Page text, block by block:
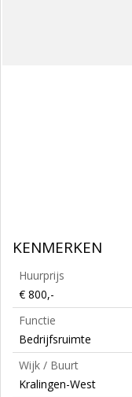
KENMERKEN
Huurprijs
€ 800,-
Functie
Bedrijfsruimte
Wijk / Buurt
Kralingen-West